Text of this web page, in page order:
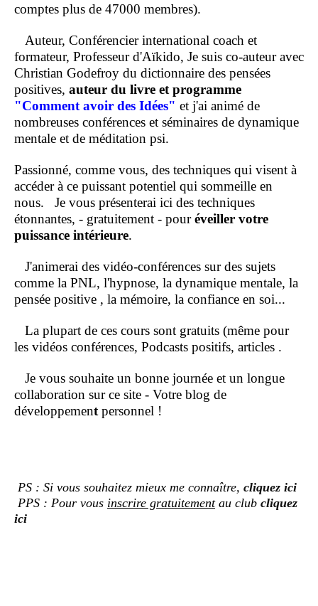
comptes plus de 47000 membres).
Auteur, Conférencier international coach et
formateur, Professeur d'Aïkido, Je suis co-auteur avec
Christian Godefroy du dictionnaire des pensées
positives, auteur du livre et programme
"Comment avoir des Idées" et j'ai animé de
nombreuses conférences et séminaires de dynamique
mentale et de méditation psi.
Passionné, comme vous, des techniques qui visent à
accéder à ce puissant potentiel qui sommeille en
nous. Je vous présenterai ici des techniques
étonnantes, - gratuitement - pouréveiller votre
puissance intérieure.
J'animerai des vidéo-conférences sur des sujets
comme la PNL, l'hypnose, la dynamique mentale, la
pensée positive , la mémoire, la confiance en soi...
La plupart de ces cours sont gratuits (même pour
les vidéos conférences, Podcasts positifs, articles .
Je vous souhaite un bonne journée et un longue
collaboration sur ce site - Votre blog de
développementpersonnel !
PS : Si vous souhaitez mieux me connaître, cliquez ici
PPS : Pour vous inscrire gratuitementau club cliquez
ici